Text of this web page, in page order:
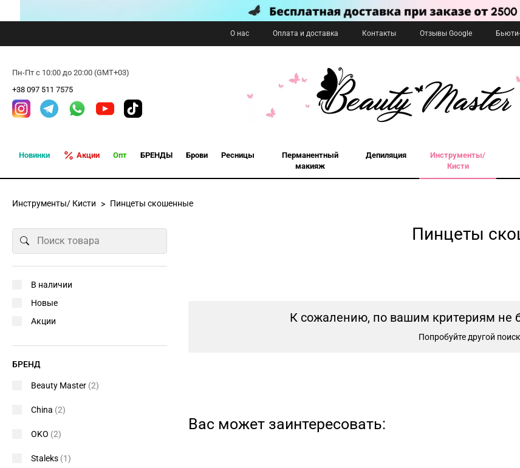
О нас Оплата и доставка Контакты Отзывы Google
Пн-Пт с 10:00 до 20:00 (GMT+03)
+38 097 511 7575
Новинки Акции Опт БРЕНДЫ Брови Ресницы
Перманентный
макияж
Депиляция
Инструменты/
Кисти
Инструменты/ Кисти Пинцеты скошенные
Пинцеты
К сожалению, по вашим критериям не
Попробуйте другой
Вас может заинтересовать:
В наличии
Новые
Акции
БРЕНД
Beauty Master (2)
China (2)
OKO (2)
Staleks (1)